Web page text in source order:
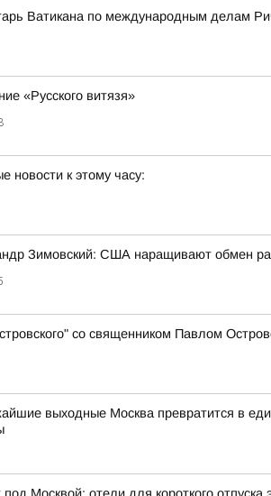
Ватикана по международным делам
«Русского витязя»
новости к этому часу:
Зимовский: США наращивают обмен
со священником Павлом
выходные Москва превратится в